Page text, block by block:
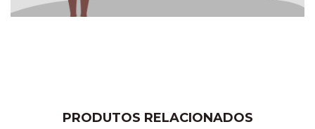
PRODUTOS RELACIONADOS